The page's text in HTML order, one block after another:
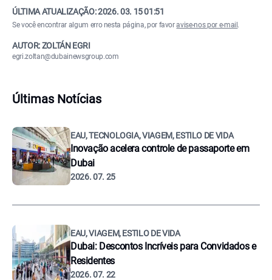
ÚLTIMA ATUALIZAÇÃO:2026. 03. 15 01:51
Se você encontrar algum erro nesta página, por favoravise-nos por e-mail .
AUTOR: ZOLTÁN EGRI
egri.zoltan@dubainewsgroup.com
Últimas Notícias
EAU, TECNOLOGIA, VIAGEM, ESTILO DE VIDA
Inovação acelera controle de passaporte em
Dubai
2026. 07. 25
EAU, VIAGEM, ESTILO DE VIDA
Dubai: Descontos Incríveis para Convidados e
Residentes
2026. 07. 22